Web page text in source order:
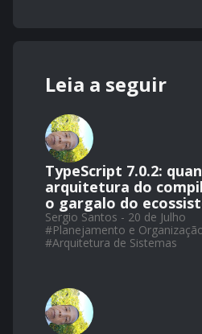
Leia a seguir
TypeScript 7.0.2:
arquitetura do
o gargalo do
Sergio Santos - 20 de Julho
#Planejamento e
#Arquitetura de Sistemas